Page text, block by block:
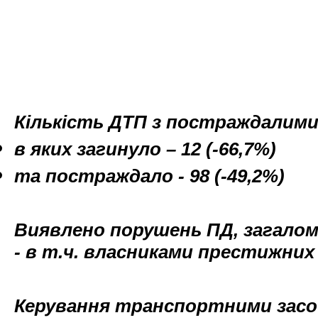
Кількість ДТП з постраждалими
в яких загинуло – 12 (-66,7%)
та постраждало - 98 (-49,2%)
Виявлено порушень ПД,
- в т.ч. власниками
Керування транспортними